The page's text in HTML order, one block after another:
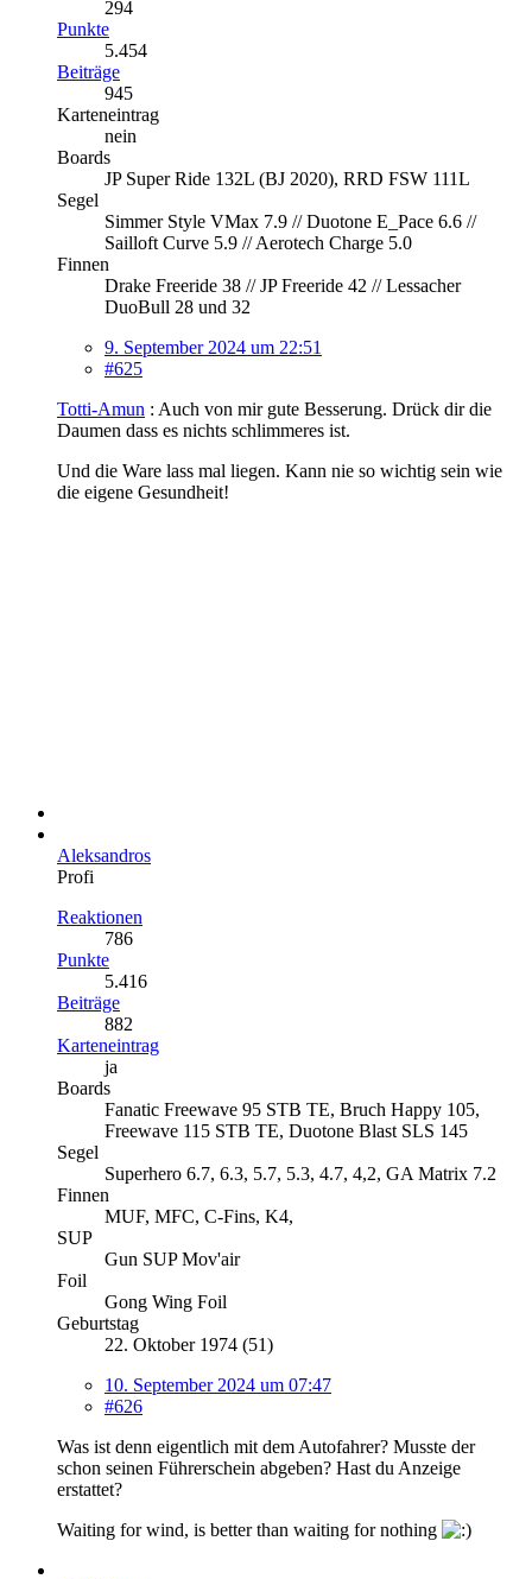
294
Punkte
5.454
Beiträge
945
Karteneintrag
nein
Boards
JP Super Ride 132L (BJ 2020), RRD FSW 111L
Segel
Simmer Style VMax 7.9 // Duotone E_Pace 6.6 //
Sailloft Curve 5.9 // Aerotech Charge 5.0
Finnen
Drake Freeride 38 // JP Freeride 42 // Lessacher
DuoBull 28 und 32
9. September 2024 um 22:51
#625
Totti-Amun : Auch von mir gute Besserung. Drück dir die
Daumen dass es nichts schlimmeres ist.
Und die Ware lass mal liegen. Kann nie so wichtig sein wie
die eigene Gesundheit!
Aleksandros
Profi
Reaktionen
786
Punkte
5.416
Beiträge
882
Karteneintrag
ja
Boards
Fanatic Freewave 95 STB TE, Bruch Happy 105,
Freewave 115 STB TE, Duotone Blast SLS 145
Segel
Superhero 6.7, 6.3, 5.7, 5.3, 4.7, 4,2, GA Matrix 7.2
Finnen
MUF, MFC, C-Fins, K4,
SUP
Gun SUP Mov'air
Foil
Gong Wing Foil
Geburtstag
22. Oktober 1974 (51)
10. September 2024 um 07:47
#626
Was ist denn eigentlich mit dem Autofahrer? Musste der
schon seinen Führerschein abgeben? Hast du Anzeige
erstattet?
Waiting for wind, is better than waiting for nothing